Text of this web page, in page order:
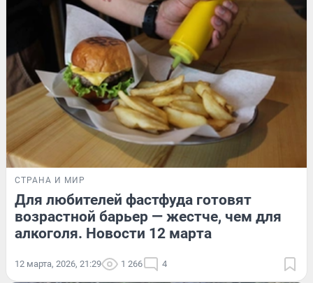
СТРАНА И МИР
Для любителей фастфуда готовят
возрастной барьер — жестче, чем для
алкоголя. Новости 12 марта
12 марта, 2026, 21:29 1 266 4